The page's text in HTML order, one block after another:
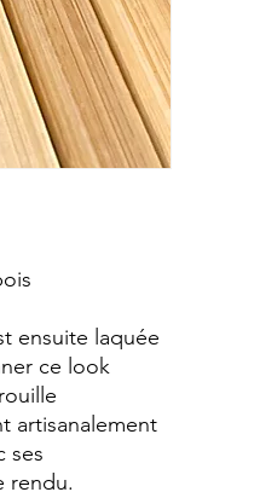
ensuite laquée
ce look
artisanalement
ses
rendu.